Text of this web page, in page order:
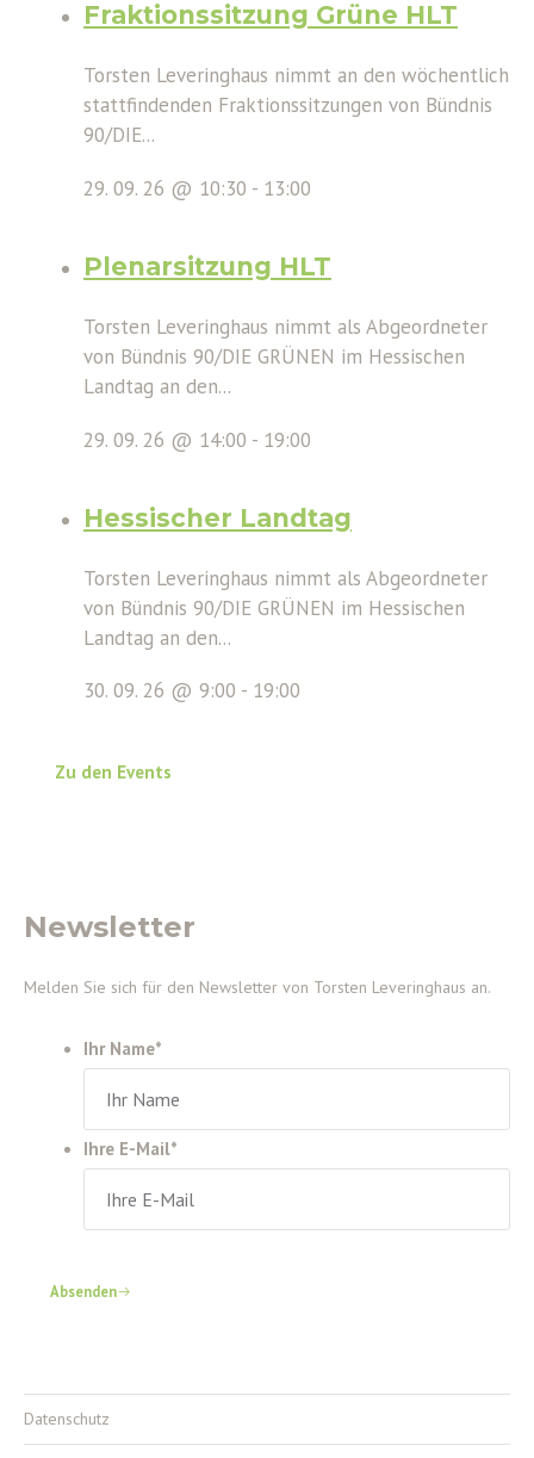
Fraktionssitzung Grüne HLT
Torsten Leveringhaus nimmt an den wöchentlich
stattfindenden Fraktionssitzungen von Bündnis
90/DIE...
29. 09. 26 @ 10:30 - 13:00
Plenarsitzung HLT
Torsten Leveringhaus nimmt als Abgeordneter
von Bündnis 90/DIE GRÜNEN im Hessischen
Landtag an den...
29. 09. 26 @ 14:00 - 19:00
Hessischer Landtag
Torsten Leveringhaus nimmt als Abgeordneter
von Bündnis 90/DIE GRÜNEN im Hessischen
Landtag an den...
30. 09. 26 @ 9:00 - 19:00
Zu den Events
Newsletter
Melden Sie sich für den Newsletter von Torsten Leveringhaus an.
Ihr Name*
Ihre E-Mail*
Absenden
Datenschutz